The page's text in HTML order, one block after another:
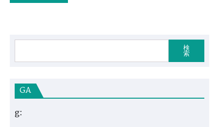
検
索
GA
g: